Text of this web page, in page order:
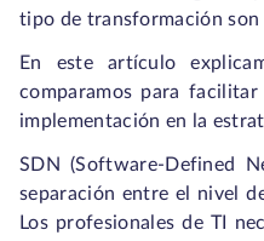
tipo de transformación son
En este artículo
comparamos para
implementación en la
SDN (Software-Defined
separación entre el nivel
Los profesionales de TI